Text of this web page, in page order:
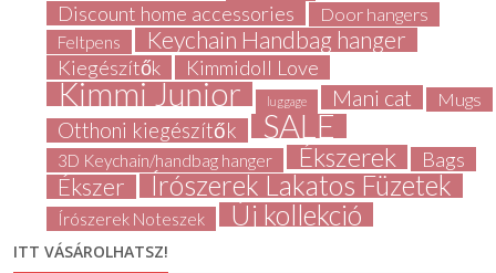
Discount home accessories Door hangers
Feltpens Keychain Handbag hanger
Kiegészítők Kimmidoll Love
Kimmi Junior luggage Mani cat Mugs
Otthoni kiegészítők SALE
3D Keychain/handbag hanger Ékszerek Bags
Ékszer Írószerek Lakatos Füzetek
Írószerek Noteszek Új kollekció
ITT VÁSÁROLHATSZ!